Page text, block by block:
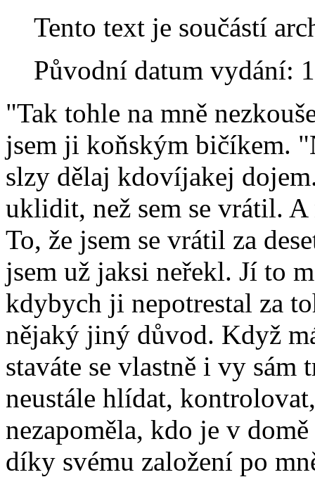
Tento text je součástí
Původní datum vydání:
"Tak tohle na mně
jsem ji koňským bičíkem.
slzy dělaj kdovíjakej
uklidit, než sem se vrátil.
To, že jsem se vrátil za
jsem už jaksi neřekl. Jí to
kdybych ji nepotrestal za
nějaký jiný důvod. Když
staváte se vlastně i vy
neustále hlídat,
nezapoměla, kdo je v
díky svému založení po